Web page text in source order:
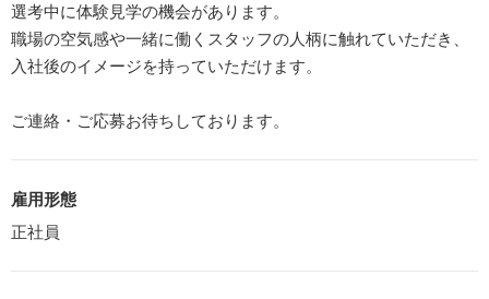
選考中に体験見学の機会があります。
職場の空気感や一緒に働くスタッフの人柄に触れていただき、
入社後のイメージを持っていただけます。
ご連絡・ご応募お待ちしております。
雇用形態
正社員